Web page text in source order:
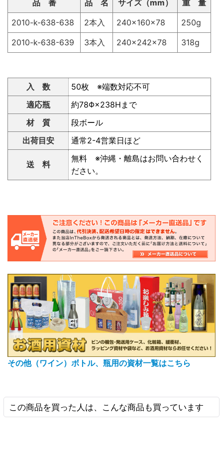
品 番 品 名 サイズ（mm）
重 量
2010-k-638-638
2本入 240×160×78
250g
2010-k-638-639
3本入 240×242×78 318g
入 数
50枚 ※端数対応不可
適応瓶
約78Φ×238Hまで
材 質
段ボール
出荷目安
通常2-4営業日ほど
送 料
無料 ※沖縄・離島はお問い合わせく
ださい。
その他（ワイン）ボトル、瓶用の資材一覧はこちら
この商品を買った人は、こんな商品も買っています